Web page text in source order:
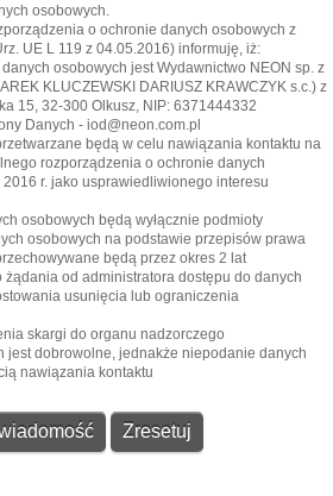
osobowych.
o ochronie danych osobowych z
UE L 119 z 04.05.2016) informuję, iż:
osobowych jest Wydawnictwo NEON sp. z
KLUCZEWSKI DARIUSZ KRAWCZYK s.c.) z
15, 32-300 Olkusz, NIP: 6371444332
Danych - iod@neon.com.pl
będą w celu nawiązania kontaktu na
rozporządzenia o ochronie danych
r. jako usprawiedliwionego interesu
osobowych będą wyłącznie podmioty
osobowych na podstawie przepisów prawa
będą przez okres 2 lat
od administratora dostępu do danych
usunięcia lub ograniczenia
skargi do organu nadzorczego
jest dobrowolne, jednakże niepodanie danych
nawiązania kontaktu